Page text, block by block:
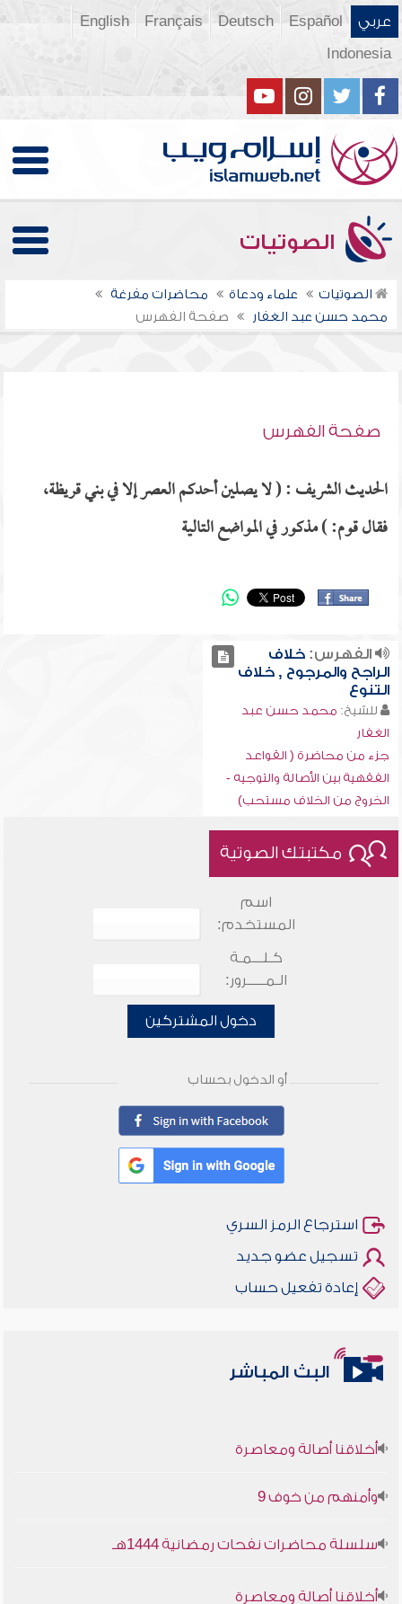
عربي Español
Deutsch
Français
English
Indonesia
الصوتيات
الصوتيات علماء ودعاة
محاضرات مفرغة
محمد حسن عبد الغفار
صفحة الفهرس
صفحة الفهرس
الحديث الشريف : ( لا يصلين أحدكم العصر إلا في بني قريظة،
فقال قوم: ) مذكور في المواضع التالية
الفهرس:خلاف
الراجح والمرجوح , خلاف
التنوع
للشيخ: محمد حسن عبد
الغفار
جزء من محاضرة ( القواعد
الفقهية بين الأصالة والتوجيه -
الخروج من الخلاف مستحب)
مكتبتك الصوتية
اسم
المستخدم:
كـلـــمـة
الـمـــــرور:
دخول المشتركين
أو الدخول بحساب
استرجاع الرمز السري
تسجيل عضو جديد
إعادة تفعيل حساب
البث المباشر
أخلاقنا أصالة ومعاصرة
وأمنهم من خوف 9
سلسلة محاضرات نفحات رمضانية 1444هـ
أخلاقنا أصالة ومعاصرة